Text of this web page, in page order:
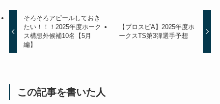
そろそろアピールしておき
たい！！！2025年度ホーク
ス構想外候補10名【5月
編】
【プロスピA】2025年度ホ
ークスTS第3弾選手予想
この記事を書いた人